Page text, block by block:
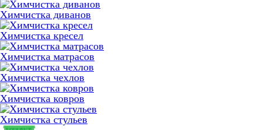
Химчистка диванов
Химчистка кресел
Химчистка матрасов
Химчистка чехлов
Химчистка ковров
Химчистка стульев